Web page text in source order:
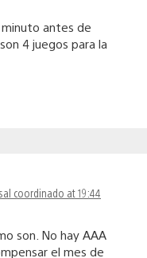
minuto antes de
4 juegos para la
coordinado at 19:44
son. No hay AAA
el mes de